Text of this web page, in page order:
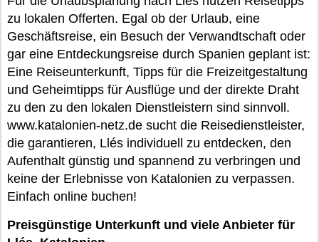
zu lokalen Offerten. Egal ob der Urlaub, eine
Geschäftsreise, ein Besuch der Verwandtschaft oder
gar eine Entdeckungsreise durch Spanien geplant ist:
Eine Reiseunterkunft, Tipps für die Freizeitgestaltung
und Geheimtipps für Ausflüge und der direkte Draht
zu den zu den lokalen Dienstleistern sind sinnvoll.
www.katalonien-netz.de sucht die Reisedienstleister,
die garantieren, Llés individuell zu entdecken, den
Aufenthalt günstig und spannend zu verbringen und
keine der Erlebnisse von Katalonien zu verpassen.
Einfach online buchen!
Preisgünstige Unterkunft und viele Anbieter für